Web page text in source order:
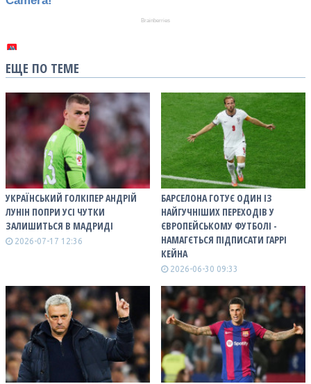
ЕЩЕ ПО ТЕМЕ
УКРАЇНСЬКИЙ ГОЛКІПЕР АНДРІЙ
ЛУНІН ПОПРИ УСІ ЧУТКИ
ЗАЛИШИТЬСЯ В МАДРИДІ
2026-07-17 12:36
БАРСЕЛОНА ГОТУЄ ОДИН ІЗ
НАЙГУЧНІШИХ ПЕРЕХОДІВ У
ЄВРОПЕЙСЬКОМУ ФУТБОЛІ -
НАМАГЄТЬСЯ ПІДПИСАТИ ГАРРІ
КЕЙНА
2026-06-30 09:33